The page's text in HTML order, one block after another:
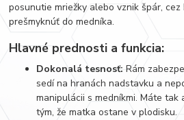
posunutie mriežky alebo vznik špár,
prešmyknúť do medníka.
Hlavné prednosti a funkcia:
Dokonalá tesnosť: Rám
sedí na hranách nadstavku a
manipulácii s medníkmi. Máte
tým, že matka ostane v plodisku.